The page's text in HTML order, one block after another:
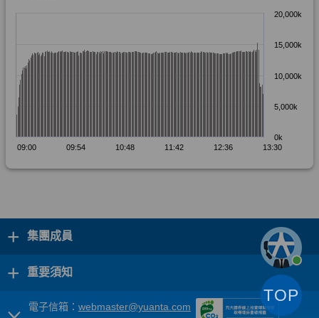
+ 集團成員
+ 重要須知
電子信箱： webmaster@yuanta.com
TOP